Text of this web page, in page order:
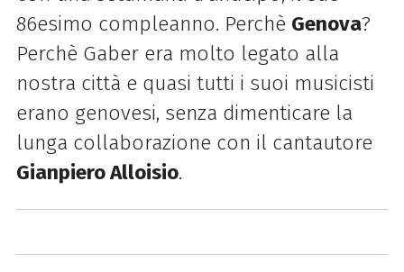
86esimo compleanno. Perchè Genova?
Perchè Gaber era molto legato alla
nostra città e quasi tutti i suoi musicisti
erano genovesi, senza dimenticare la
lunga collaborazione con il cantautore
Gianpiero Alloisio.